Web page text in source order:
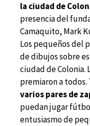
la ciudad de
presencia del
Camaquito, Mark
Los pequeños del
de dibujos sobre
ciudad de Colonia.
premiaron a todos.
varios pares de
puedan jugar
entusiasmo de